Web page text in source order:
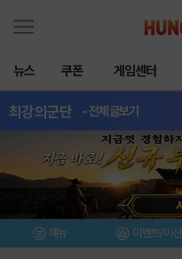
뉴스 쿠폰 게임센터
최강의군단 - 전체글보기
메뉴 이벤트/미션